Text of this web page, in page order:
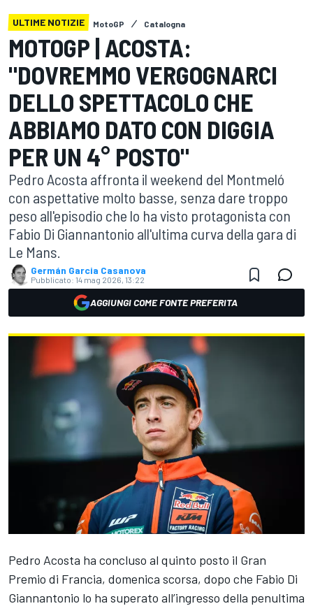
ULTIME NOTIZIE MotoGP Catalogna
MOTOGP | ACOSTA:
"DOVREMMO VERGOGNARCI
DELLO SPETTACOLO CHE
ABBIAMO DATO CON DIGGIA
PER UN 4° POSTO"
Pedro Acosta affronta il weekend del Montmeló
con aspettative molto basse, senza dare troppo
peso all'episodio che lo ha visto protagonista con
Fabio Di Giannantonio all'ultima curva della gara di
Le Mans.
Germán Garcia Casanova
Pubblicato: 14 mag 2026, 13:22
AGGIUNGI COME FONTE PREFERITA
Pedro Acosta ha concluso al quinto posto il Gran
Premio di Francia, domenica scorsa, dopo che Fabio Di
Giannantonio lo ha superato all’ingresso della penultima